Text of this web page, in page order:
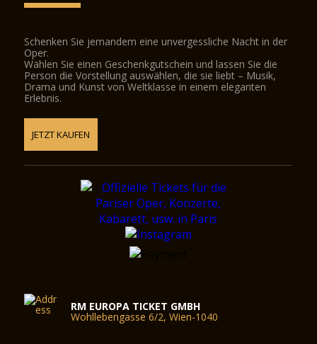
Schenken Sie jemandem eine unvergessliche Nacht in der
Oper.
Wählen Sie einen Geschenkgutschein und lassen Sie die
Person die Vorstellung auswählen, die sie liebt – Musik,
Drama und Kunst von Weltklasse in einem eleganten
Erlebnis.
JETZT KAUFEN
RM EUROPA TICKET GMBH
Wohllebengasse 6/2, Wien-1040